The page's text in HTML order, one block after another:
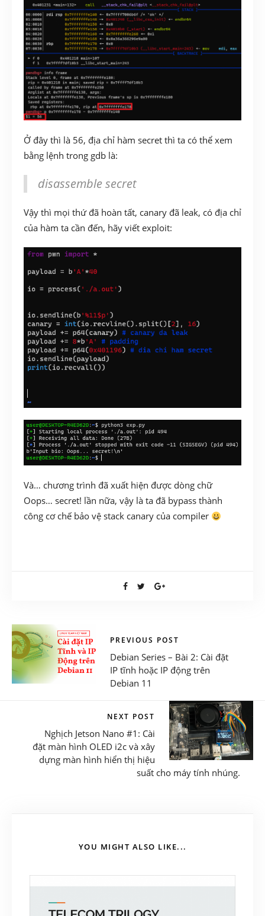
Ở đây thì là 56, địa chỉ hàm secret thì ta có thể xem
bằng lệnh trong gdb là:
disassemble secret
Vậy thì mọi thứ đã hoàn tất, canary đã leak, có địa chỉ
của hàm ta cần đến, hãy viết exploit:
Và… chương trình đã xuất hiện được dòng chữ
Oops… secret! lần nữa, vậy là ta đã bypass thành
công cơ chế bảo vệ stack canary của compiler
PREVIOUS POST
Debian Series – Bài 2: Cài đặt
IP tĩnh hoặc IP động trên
Debian 11
NEXT POST
Nghịch Jetson Nano #1: Cài
đặt màn hình OLED i2c và xây
dựng màn hình hiển thị hiệu
suất cho máy tính nhúng.
YOU MIGHT ALSO LIKE...